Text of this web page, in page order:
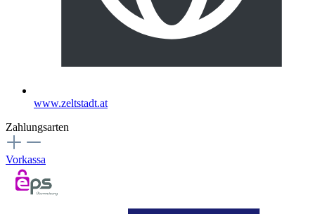
www.zeltstadt.at
Zahlungsarten
Vorkassa